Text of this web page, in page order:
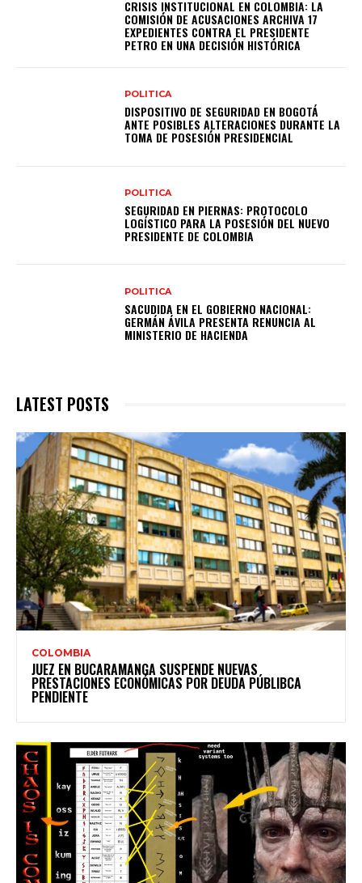
CRISIS INSTITUCIONAL EN COLOMBIA: LA
COMISIÓN DE ACUSACIONES ARCHIVA 17
EXPEDIENTES CONTRA EL PRESIDENTE
PETRO EN UNA DECISIÓN HISTÓRICA
POLITICA
DISPOSITIVO DE SEGURIDAD EN BOGOTÁ
ANTE POSIBLES ALTERACIONES DURANTE LA
TOMA DE POSESIÓN PRESIDENCIAL
POLITICA
SEGURIDAD EN PIERNAS: PROTOCOLO
LOGÍSTICO PARA LA POSESIÓN DEL NUEVO
PRESIDENTE DE COLOMBIA
POLITICA
SACUDIDA EN EL GOBIERNO NACIONAL:
GERMÁN ÁVILA PRESENTA RENUNCIA AL
MINISTERIO DE HACIENDA
LATEST POSTS
COLOMBIA
JUEZ EN BUCARAMANGA SUSPENDE NUEVAS
PRESTACIONES ECONÓMICAS POR DEUDA PÚBLIBCA
PENDIENTE